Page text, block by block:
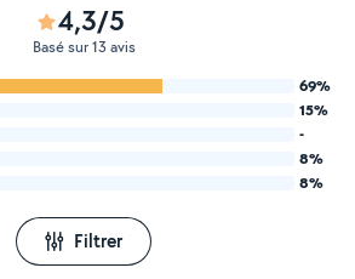
4,3/5
Basé sur 13 avis
69%
15%
-
8%
8%
Filtrer